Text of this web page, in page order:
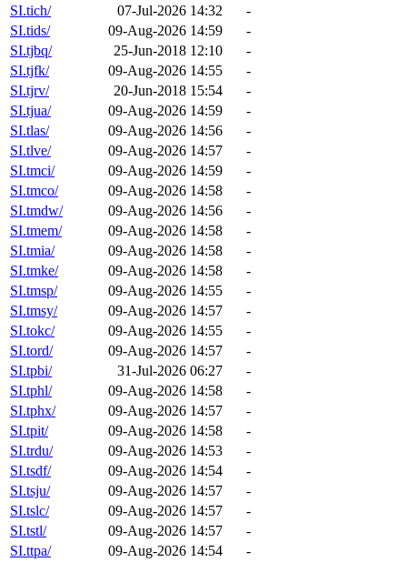
SI.tich/
07-Jul-2026 14:32
-
SI.tids/
09-Aug-2026 14:59
-
SI.tjbq/
25-Jun-2018 12:10
-
SI.tjfk/
09-Aug-2026 14:55
-
SI.tjrv/
20-Jun-2018 15:54
-
SI.tjua/
09-Aug-2026 14:59
-
SI.tlas/
09-Aug-2026 14:56
-
SI.tlve/
09-Aug-2026 14:57
-
SI.tmci/
09-Aug-2026 14:59
-
SI.tmco/
09-Aug-2026 14:58
-
SI.tmdw/
09-Aug-2026 14:56
-
SI.tmem/
09-Aug-2026 14:58
-
SI.tmia/
09-Aug-2026 14:58
-
SI.tmke/
09-Aug-2026 14:58
-
SI.tmsp/
09-Aug-2026 14:55
-
SI.tmsy/
09-Aug-2026 14:57
-
SI.tokc/
09-Aug-2026 14:55
-
SI.tord/
09-Aug-2026 14:57
-
SI.tpbi/
31-Jul-2026 06:27
-
SI.tphl/
09-Aug-2026 14:58
-
SI.tphx/
09-Aug-2026 14:57
-
SI.tpit/
09-Aug-2026 14:58
-
SI.trdu/
09-Aug-2026 14:53
-
SI.tsdf/
09-Aug-2026 14:54
-
SI.tsju/
09-Aug-2026 14:57
-
SI.tslc/
09-Aug-2026 14:57
-
SI.tstl/
09-Aug-2026 14:57
-
SI.ttpa/
09-Aug-2026 14:54
-